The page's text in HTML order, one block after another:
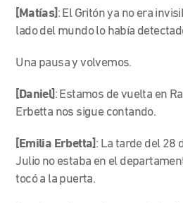
[Matías] : El Gritón ya no era
lado del mundo lo había
Una pausa y volvemos.
[Daniel] : Estamos de vuelta en
Erbetta nos sigue contando.
[Emilia Erbetta] : La tarde del 28
Julio no estaba en el
tocó a la puerta.